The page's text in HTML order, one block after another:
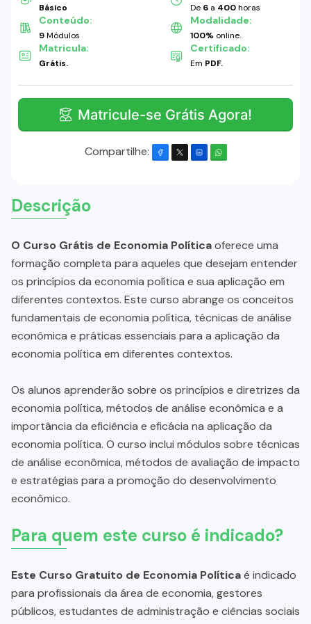
Básico De 6 a 400horas
Conteúdo:
9Módulos
Modalidade:
100% online.
Matricula:
Grátis.
Certificado:
Em PDF.
Matricule-se Grátis Agora!
Compartilhe:
Descrição
O Curso Grátis de Economia Políticaoferece uma
formação completa para aqueles que desejam entender
os princípios da economia política e sua aplicação em
diferentes contextos. Este curso abrange os conceitos
fundamentais de economia política, técnicas de análise
econômica e práticas essenciais para a aplicação da
economia política em diferentes contextos.
Os alunos aprenderão sobre os princípios e diretrizes da
economia política, métodos de análise econômica e a
importância da eficiência e eficácia na aplicação da
economia política. O curso inclui módulos sobre técnicas
de análise econômica, métodos de avaliação de impacto
e estratégias para a promoção do desenvolvimento
econômico.
Para quem este curso é indicado?
Este Curso Gratuito de Economia Políticaé indicado
para profissionais da área de economia, gestores
públicos, estudantes de administração e ciências sociais